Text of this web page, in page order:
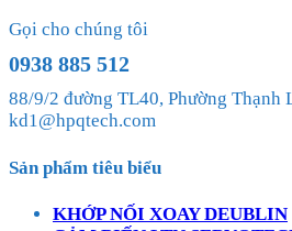
Gọi cho chúng tôi
0938 885 512
88/9/2 đường TL40, Phường Thạnh
kd1@hpqtech.com
Sản phẩm tiêu biểu
KHỚP NỐI XOAY DEUBLIN